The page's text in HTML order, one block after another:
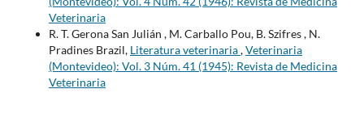
Veterinaria
R. T. Gerona San Julián , M. Carballo Pou, B. Szifres , N.
Pradines Brazil, Literatura veterinaria,Veterinaria
(Montevideo): Vol. 3 Núm. 41 (1945): Revista de Medicina
Veterinaria